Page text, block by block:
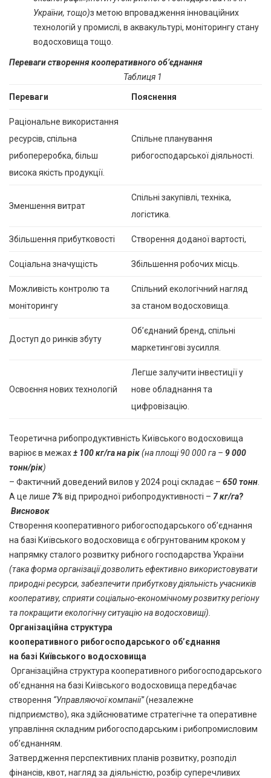
України, тощо)з метою впровадження інноваційних
технологій у промислі, в аквакультурі, моніторингу стану
водосховища тощо.
Переваги створення кооперативного об’єднання
Таблиця 1
Переваги Пояснення
Раціональне використання
ресурсів, спільна
рибопереробка, більш
висока якість продукції.
Спільне планування
рибогосподарської діяльності.
Зменшення витрат
Спільні закупівлі, техніка,
логістика.
Збільшення прибутковості Створення доданої вартості,
Соціальна значущість Збільшення робочих місць.
Можливість контролю та
моніторингу
Спільний екологічний нагляд
за станом водосховища.
Доступ до ринків збуту
Об’єднаний бренд, спільні
маркетингові зусилля.
Освоєння нових технологій
Легше залучити інвестиції у
нове обладнання та
цифровізацію.
Теоретична рибопродуктивність Київського водосховища
варіює в межах± 100 кг/га на рік(на площі 90 000 га – 9 000
тонн/рік)
– Фактичний доведений вилов у 2024 році складає – 650 тонн
А це лише 7% від природної рибопродуктивності – 7 кг/га?
Висновок
Створення кооперативного рибогосподарського об’єднання
на базі Київського водосховища є обгрунтованим кроком у
напрямку сталого розвитку рибного господарства України
(така форма організації дозволить ефективно використовувати
природні ресурси, забезпечити прибуткову діяльність учасників
кооперативу, сприяти соціально-економічному розвитку регіону
та покращити екологічну ситуацію на водосховищі).
Організаційна структура
кооперативного рибогосподарського обʼєднання
на базі Київського водосховища
Організаційна структура кооперативного рибогосподарського
обʼєднання на базі Київського водосховища передбачає
створення “Управляючої компанії”(незалежне
підприємство), яка здійснюватиме стратегічне та оперативне
управління складним рибогосподарським і рибопромисловим
об’єднанням.
Затвердження перспективних планів розвитку, розподіл
фінансів, квот, нагляд за діяльністю, розбір суперечливих